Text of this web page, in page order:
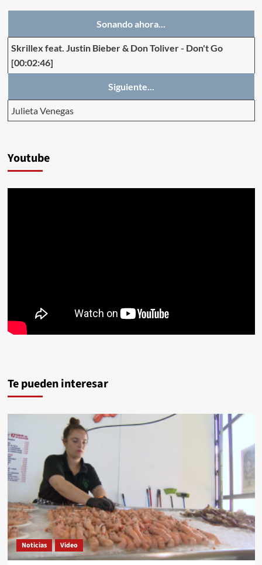
Sonando ahora...
Skrillex feat. Justin Bieber & Don Toliver- Don't Go
[00:02:46]
Siguiente...
Julieta Venegas
Youtube
Te pueden interesar
Noticias Video